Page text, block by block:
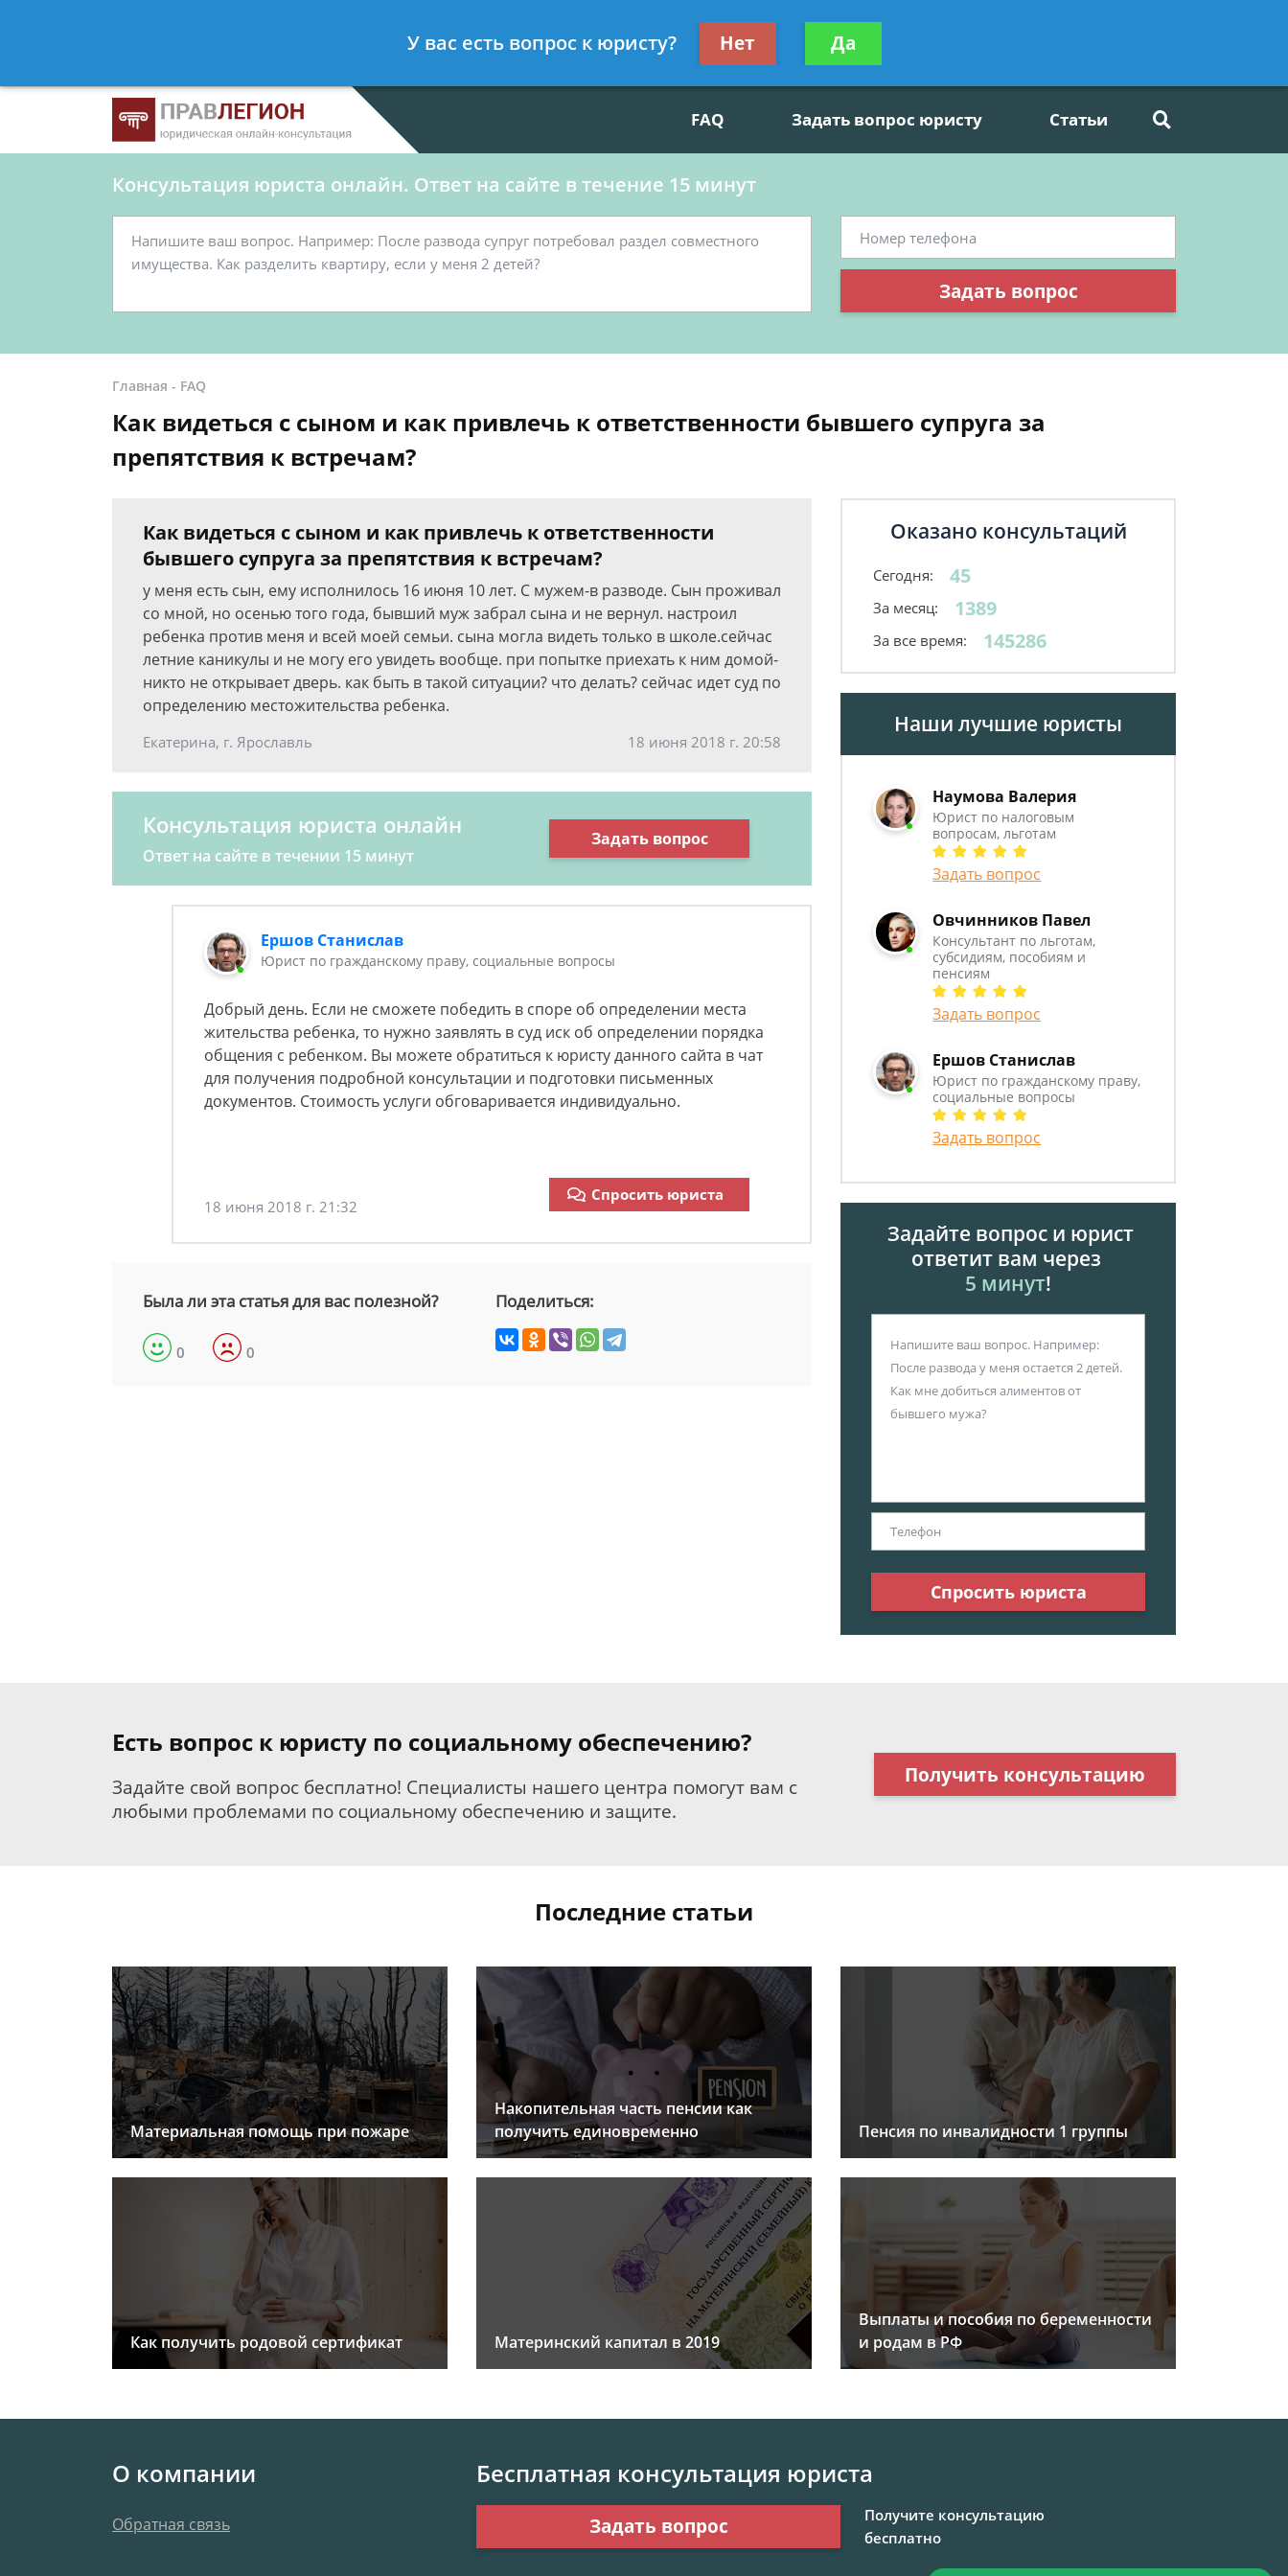
- Юрист по гражданскому праву, социальные вопросы
Получите консультацию
бесплатно
FAQ Задать вопрос юристу Статьи
Консультация юриста онлайн. Ответ на сайте в течение 15 минут
Задать вопрос
Главная - FAQ
Как видеться с сыном и как привлечь к ответственности бывшего супруга за
препятствия к встречам?
Как видеться с сыном и как привлечь к ответственности
бывшего супруга за препятствия к встречам?
у меня есть сын, ему исполнилось 16 июня 10 лет. С мужем-в разводе. Сын проживал
со мной, но осенью того года, бывший муж забрал сына и не вернул. настроил
ребенка против меня и всей моей семьи. сына могла видеть только в школе.сейчас
летние каникулы и не могу его увидеть вообще. при попытке приехать к ним домой-
никто не открывает дверь. как быть в такой ситуации? что делать? сейчас идет суд по
определению местожительства ребенка.
Екатерина, г. Ярославль 18 июня 2018 г. 20:58
Консультация юриста онлайн
Ответ на сайте в течении 15 минут
Задать вопрос
Ершов Станислав
Юрист по гражданскому праву, социальные вопросы
Добрый день. Если не сможете победить в споре об определении места
жительства ребенка, то нужно заявлять в суд иск об определении порядка
общения с ребенком. Вы можете обратиться к юристу данного сайта в чат
для получения подробной консультации и подготовки письменных
документов. Стоимость услуги обговаривается индивидуально.
18 июня 2018 г. 21:32
Спросить юриста
Была ли эта статья для вас полезной?
0 0
Поделиться:
Оказано консультаций
Сегодня: 45
За месяц: 1389
За все время: 145286
Наши лучшие юристы
Наумова Валерия
Юрист по налоговым
вопросам, льготам
Задать вопрос
Овчинников Павел
Консультант по льготам,
субсидиям, пособиям и
пенсиям
Задать вопрос
Ершов Станислав
Юрист по гражданскому праву,
социальные вопросы
Задать вопрос
Задайте вопрос и юрист
ответит вам через
5 минут!
Спросить юриста
Есть вопрос к юристу по социальному обеспечению?
Задайте свой вопрос бесплатно! Специалисты нашего центра помогут вам с
любыми проблемами по социальному обеспечению и защите.
Получить консультацию
Последние статьи
Материальная помощь при пожаре
Накопительная часть пенсии как
получить единовременно
Пенсия по инвалидности 1 группы
Как получить родовой сертификат Материнский капитал в 2019
Выплаты и пособия по беременности
и родам в РФ
О компании
Обратная связь
Бесплатная консультация юриста
Задать вопрос
Получите консультацию
бесплатно
У вас есть вопрос к юристу? Нет Да